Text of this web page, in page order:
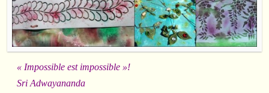
« Impossible est impossible »!
Sri Adwayananda